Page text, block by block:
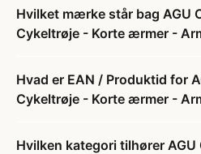
Hvilket mærke står bag AGU
Cykeltrøje - Korte ærmer -
Hvad er EAN / Produktid for
Cykeltrøje - Korte ærmer -
Hvilken kategori tilhører AGU